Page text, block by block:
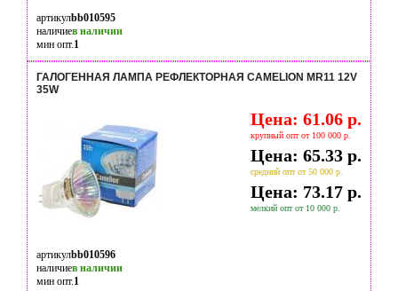
артикулbb010595
наличиев наличии
мин опт.1
ГАЛОГЕННАЯ ЛАМПА РЕФЛЕКТОРНАЯ CAMELION MR11 12V
35W
Цена: 61.06 р.
крупный опт от 100 000 р.
Цена: 65.33 р.
средний опт от 50 000 р.
Цена: 73.17 р.
мелкий опт от 10 000 р.
артикулbb010596
наличиев наличии
мин опт.1